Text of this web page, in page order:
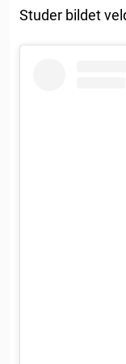
Studer bildet